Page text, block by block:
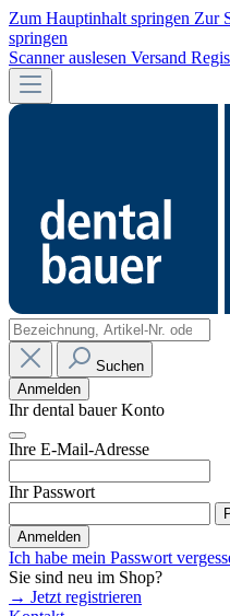
Zum Hauptinhalt springen Zur
springen
Scanner auslesen Versand
Suchen
Anmelden
Ihr dental bauer Konto
Ihre E-Mail-Adresse
Ihr Passwort
Anmelden
Ich habe mein Passwort
Sie sind neu im Shop?
→ Jetzt registrieren